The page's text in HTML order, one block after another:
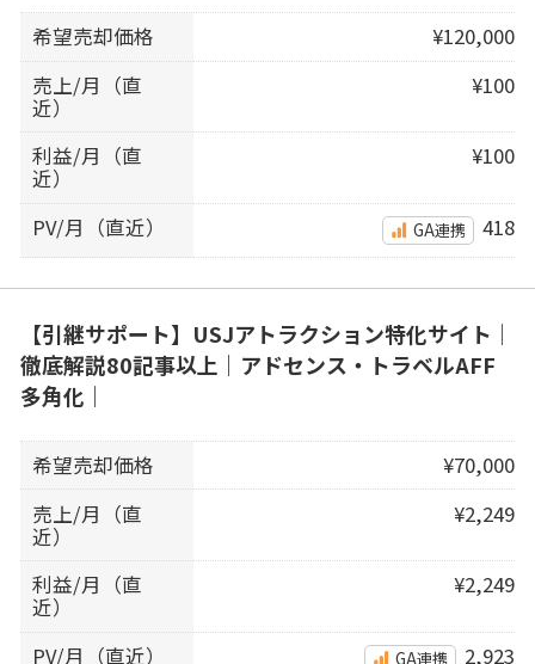
希望売却価格
¥120,000
売上/月（直
近）
¥100
利益/月（直
近）
¥100
PV/月（直近） GA連携 418
【引継サポート】USJアトラクション特化サイト｜
徹底解説80記事以上｜アドセンス・トラベルAFF
多角化｜
希望売却価格
¥70,000
売上/月（直
近）
¥2,249
利益/月（直
近）
¥2,249
PV/月（直近） GA連携 2,923